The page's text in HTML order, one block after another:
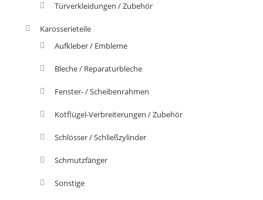
Türverkleidungen / Zubehör
Karosserieteile
Aufkleber / Embleme
Bleche / Reparaturbleche
Fenster- / Scheibenrahmen
Kotflügel-Verbreiterungen / Zubehör
Schlösser / Schließzylinder
Schmutzfänger
Sonstige